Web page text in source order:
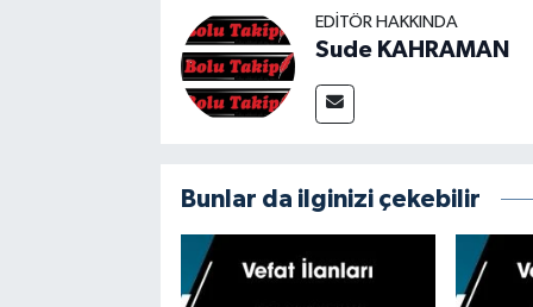
EDITÖR HAKKINDA
Sude KAHRAMAN
Bunlar da ilginizi çekebilir